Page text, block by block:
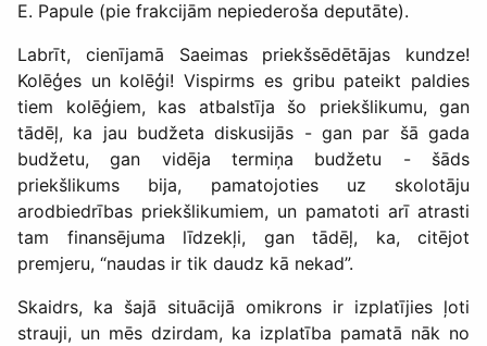
E. Papule (pie frakcijām nepiederoša deputāte).
Labrīt, cienījamā Saeimas priekšsēdētājas kundze!
Kolēģes un kolēģi! Vispirms es gribu pateikt paldies
tiem kolēģiem, kas atbalstīja šo priekšlikumu, gan
tādēļ, ka jau budžeta diskusijās - gan par šā gada
budžetu, gan vidēja termiņa budžetu - šāds
priekšlikums bija, pamatojoties uz skolotāju
arodbiedrības priekšlikumiem, un pamatoti arī atrasti
tam finansējuma līdzekļi, gan tādēļ, ka, citējot
premjeru, “naudas ir tik daudz kā nekad”.
Skaidrs, ka šajā situācijā omikrons ir izplatījies ļoti
strauji, un mēs dzirdam, ka izplatība pamatā nāk no